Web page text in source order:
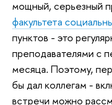
мощный, серьезный
факультета
пунктов - это
преподавателями с
месяца. Поэтому,
бы дал коллегам -
встречи можно